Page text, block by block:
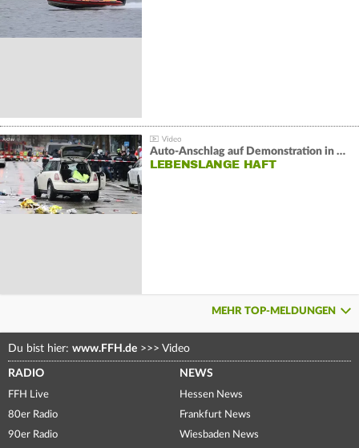
Auto-Anschlag auf Demonstration in München:
LEBENSLANGE HAFT
MEHR TOP-MELDUNGEN
Du bist hier: www.FFH.de >>> Video
RADIO
FFH Live
80er Radio
90er Radio
NEWS
Hessen News
Frankfurt News
Wiesbaden News